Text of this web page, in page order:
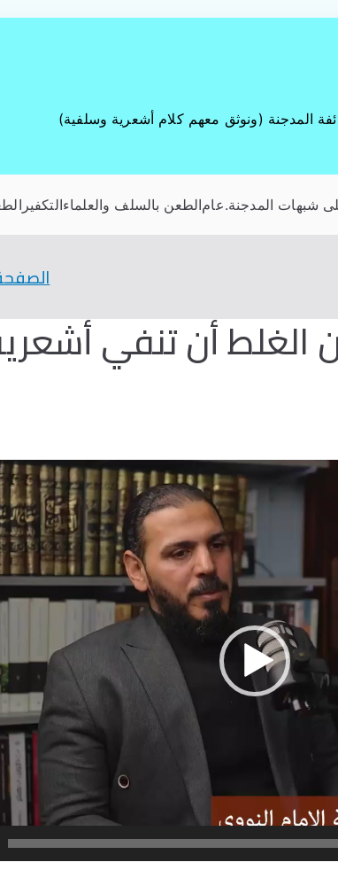
المدجنة (ونوثق معهم كلام أشعرية وسلفية)
شبهات المدجنة.عامالطعن بالسلف والعلماءالتكفير
الغلط أن تنفي